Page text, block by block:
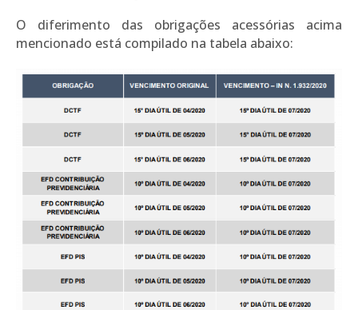
O diferimento das obrigações acessórias acima
mencionado está compilado na tabela abaixo: